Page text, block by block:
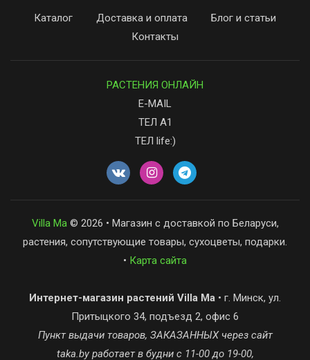
Каталог Доставка и оплата
Блог и статьи
Контакты
РАСТЕНИЯ ОНЛАЙН
E-MAIL
ТЕЛ А1
ТЕЛ life:)
Villa Ma © 2026 • Магазин с доставкой по Беларуси,
растения, сопутствующие товары, сухоцветы, подарки.
• Карта сайта
Интернет-магазин растений Villa Ma • г. Минск, ул.
Притыцкого 34, подъезд 2, офис 6
Пункт выдачи товаров, ЗАКАЗАННЫХ через сайт
taka.by работает в будни с 11-00 до 19-00,